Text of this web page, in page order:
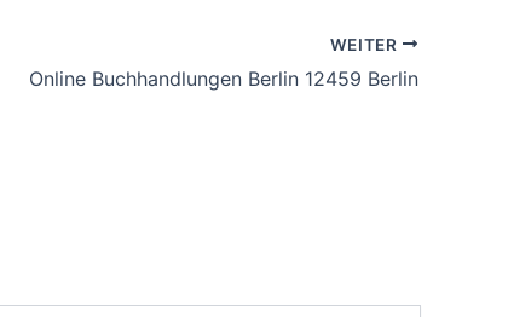
WEITER
Online Buchhandlungen Berlin 12459 Berlin